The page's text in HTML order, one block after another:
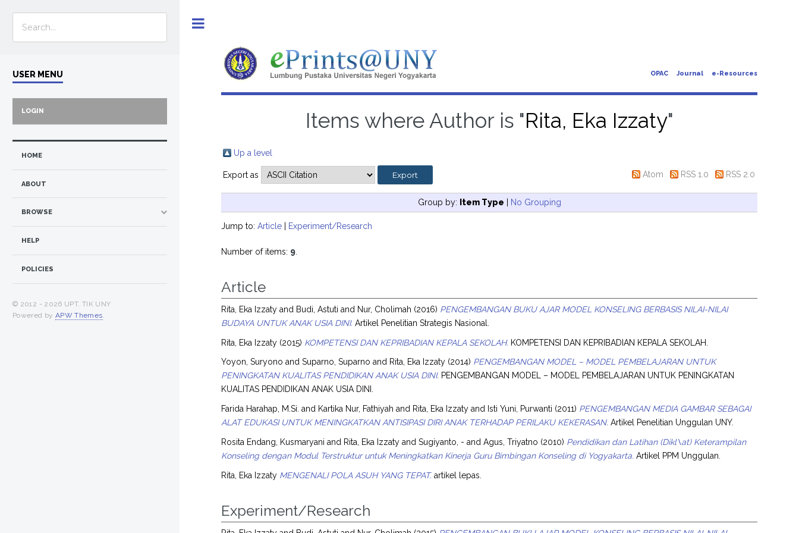
OPAC Journal e-Resources
Items where Author is "Rita, Eka Izzaty"
Up a level
Export as Atom RSS 1.0 RSS 2.0
Group by: Item Type | No Grouping
Jump to:Article | Experiment/Research
Number of items: 9
Article
Rita, Eka Izzaty and Budi, Astuti and Nur, Cholimah (2016) PENGEMBANGAN BUKU AJAR MODEL KONSELING BERBASIS NILAI-NILAI
BUDAYA UNTUK ANAK USIA DINI. Artikel Penelitian Strategis Nasional.
Rita, Eka Izzaty (2015) KOMPETENSI DAN KEPRIBADIAN KEPALA SEKOLAH. KOMPETENSI DAN KEPRIBADIAN KEPALA SEKOLAH.
Yoyon, Suryono andSuparno, Suparno and Rita, Eka Izzaty (2014) PENGEMBANGAN MODEL – MODEL PEMBELAJARAN UNTUK
PENINGKATAN KUALITAS PENDIDIKAN ANAK USIA DINI. PENGEMBANGAN MODEL – MODEL PEMBELAJARAN UNTUK PENINGKATAN
KUALITAS PENDIDIKAN ANAK USIA DINI.
Farida Harahap, M.Si. and Kartika Nur, Fathiyah and Rita, Eka Izzaty and Isti Yuni, Purwanti (2011) PENGEMBANGAN MEDIA GAMBAR SEBAGAI
ALAT EDUKASI UNTUK MENINGKATKAN ANTISIPASI DIRI ANAK TERHADAP PERILAKU KEKERASAN. Artikel Penelitian Unggulan UNY.
Rosita Endang, Kusmaryani and Rita, Eka Izzaty andSugiyanto, - andAgus, Triyatno (2010) Pendidikan dan Latihan (Dikl\at) Keterampilan
Konseling dengan Modul Terstruktur untuk Meningkatkan Kinerja Guru Bimbingan Konseling di Yogyakarta. Artikel PPM Unggulan.
Rita, Eka Izzaty MENGENALI POLA ASUH YANG TEPAT. artikel lepas.
Experiment/Research
USER MENU
LOGIN
HOME
ABOUT
BROWSE
HELP
POLICIES
© 2012 - 2026 UPT. TIK UNY
Powered by APW Themes